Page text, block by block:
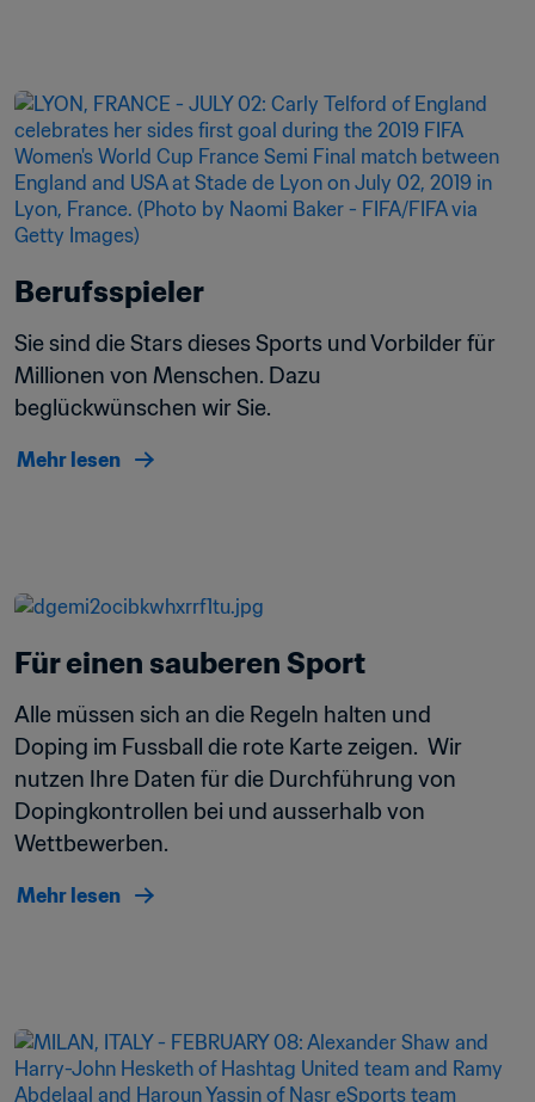
Berufsspieler
Sie sind die Stars dieses Sports und Vorbilder für
Millionen von Menschen. Dazu
beglückwünschen wir Sie.
Mehr lesen
Für einen sauberen Sport
Alle müssen sich an die Regeln halten und
Doping im Fussball die rote Karte zeigen.  Wir
nutzen Ihre Daten für die Durchführung von
Dopingkontrollen bei und ausserhalb von
Wettbewerben.
Mehr lesen